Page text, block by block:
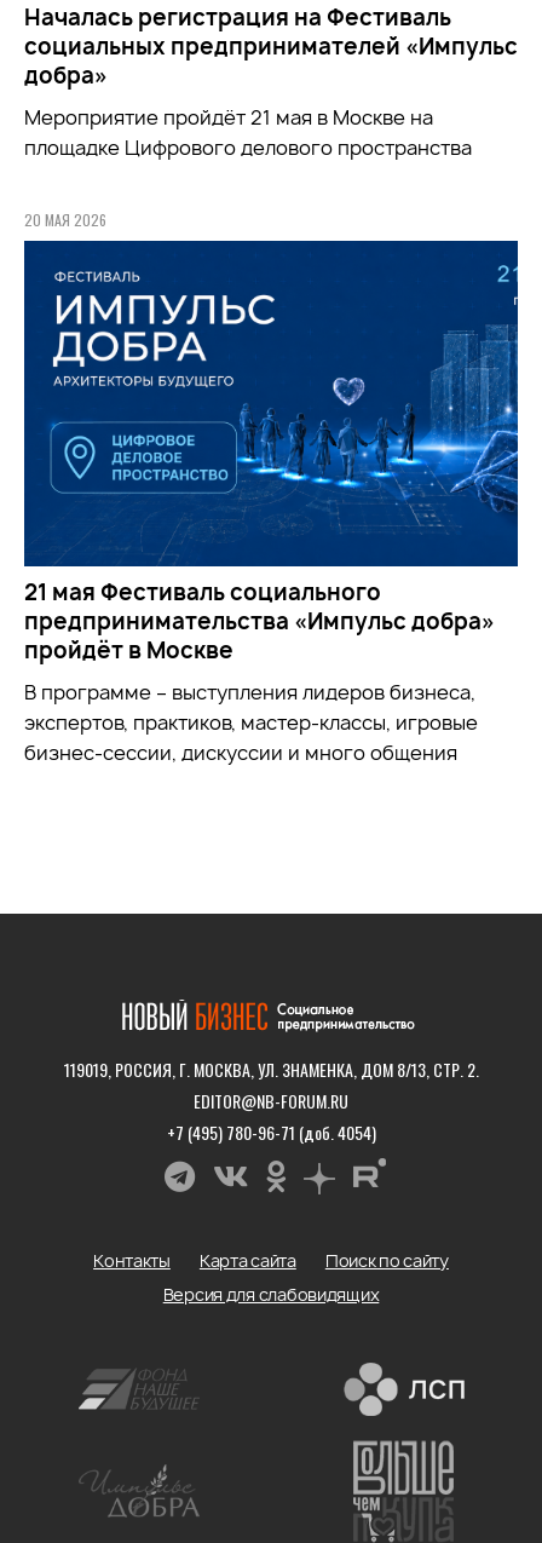
Началась регистрация на Фестиваль
социальных предпринимателей «Импульс
добра»
Мероприятие пройдёт 21 мая в Москве на
площадке Цифрового делового пространства
20 МАЯ 2026
21 мая Фестиваль социального
предпринимательства «Импульс добра»
пройдёт в Москве
В программе – выступления лидеров бизнеса,
экспертов, практиков, мастер-классы, игровые
бизнес-сессии, дискуссии и много общения
119019, РОССИЯ, Г. МОСКВА, УЛ. ЗНАМЕНКА, ДОМ 8/13, СТР. 2.
EDITOR@NB-FORUM.RU
+7 (495) 780-96-71 (доб. 4054)
Контакты Карта сайта
Поиск по сайту
Версия для слабовидящих